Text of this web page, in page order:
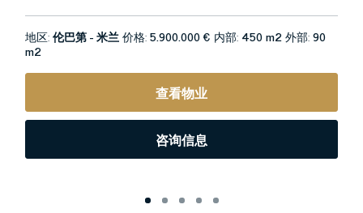
地区:伦巴第 - 米兰价格:5.900.000 € 内部: 450 m2外部:90
m2
查看物业
咨询信息